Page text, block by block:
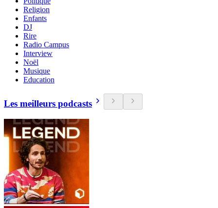
Religion
Enfants
DJ
Rire
Radio Campus
Interview
Noël
Musique
Education
Les meilleurs podcasts